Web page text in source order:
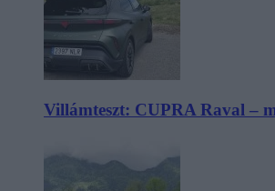
Villámteszt: CUPRA Raval –